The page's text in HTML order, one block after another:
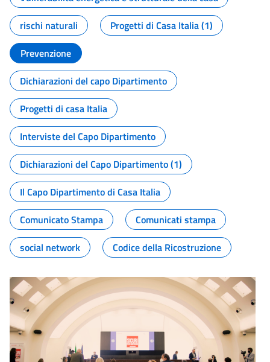
rischi naturali
Progetti di Casa Italia (1)
Prevenzione
Dichiarazioni del capo Dipartimento
Progetti di casa Italia
Interviste del Capo Dipartimento
Dichiarazioni del Capo Dipartimento (1)
Il Capo Dipartimento di Casa Italia
Comunicato Stampa
Comunicati stampa
social network
Codice della Ricostruzione